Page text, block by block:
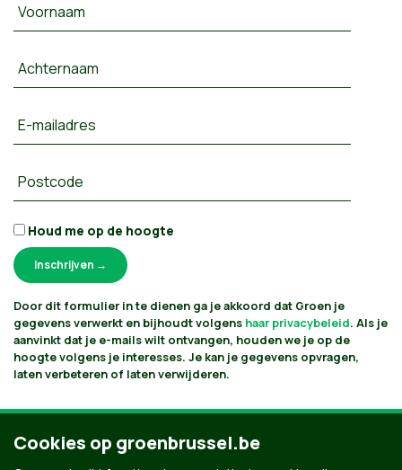
Voornaam
Achternaam
E-mailadres
Postcode
Houd me op de hoogte
Door dit formulier in te dienen ga je akkoord dat Groen je
gegevens verwerkt en bijhoudt volgens haar privacybeleid. Als je
aanvinkt dat je e-mails wilt ontvangen, houden we je op de
hoogte volgens je interesses. Je kan je gegevens opvragen,
laten verbeteren of laten verwijderen.
Cookies op groenbrussel.be